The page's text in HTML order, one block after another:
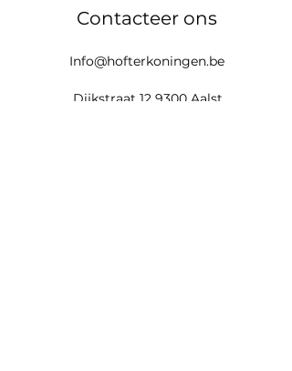
Contacteer ons
Info@hofterkoningen.be
Dijkstraat 12 9300 Aalst